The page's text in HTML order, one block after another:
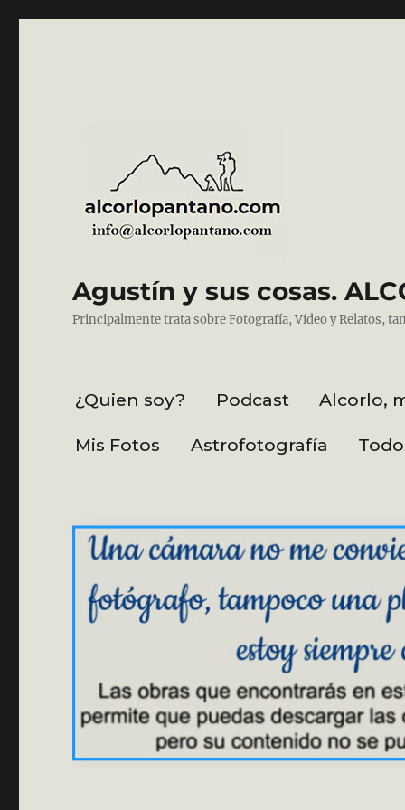
Agustín y sus cosas.
Principalmente trata sobre Fotografía, Vídeo y Relatos,
¿Quien soy? Podcast Alcorlo,
Mis Fotos Astrofotografía